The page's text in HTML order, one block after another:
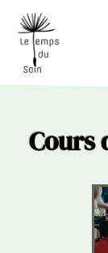
contenu
Cours